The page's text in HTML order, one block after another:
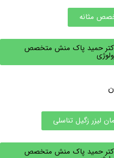
پاک منش متخصص
تناسلی
پاک منش متخصص